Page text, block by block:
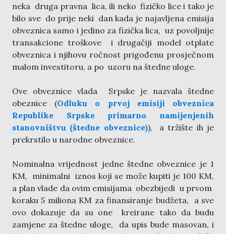
neka druga pravna lica, ili neko fizičko lice i tako je
bilo sve do prije neki dan kada je najavljena emisija
obveznica samo i jedino za fizička lica, uz povoljnije
transakcione troškove i drugačiji model otplate
obveznica i njihovu ročnost prigođenu prosječnom
malom investitoru, a po uzoru na štedne uloge.
Ove obveznice vlada Srpske je nazvala štedne
obeznice (Odluku o prvoj emisiji obveznica
Republike Srpske primarno namijenjenih
stanovništvu (štedne obveznice)), а tržište ih je
prekrstilo u narodne obveznice.
Nominalna vrijednost jedne štedne obveznice je 1
KM, minimalni iznos koji se može kupiti je 100 KM,
a plan vlade da ovim emisijama obezbijedi u prvom
koraku 5 miliona KM za finansiranje budžeta, a sve
ovo dokazuje da su one kreirane tako da budu
zamjene za štedne uloge, da upis bude masovan, i